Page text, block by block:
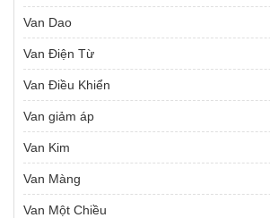
Van Dao
Van Điện Từ
Van Điều Khiển
Van giảm áp
Van Kim
Van Màng
Van Một Chiều